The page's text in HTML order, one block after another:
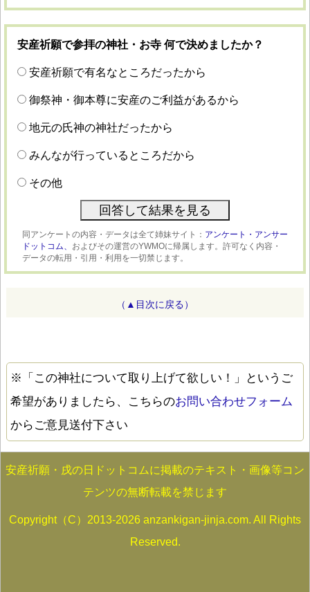
安産祈願で参拝の神社・お寺 何で決めましたか？
安産祈願で有名なところだったから
御祭神・御本尊に安産のご利益があるから
地元の氏神の神社だったから
みんなが行っているところだから
その他
同アンケートの内容・データは全て姉妹サイト： アンケート・アンサー
ドットコム、 およびその運営のYWMOに帰属します。許可なく内容・
データの転用・引用・利用を一切禁じます。
（▲目次に戻る）
※「この神社について取り上げて欲しい！」というご
希望がありましたら、こちらのお問い合わせフォーム
からご意見送付下さい
安産祈願・戌の日ドットコムに掲載のテキスト・画像等コン
テンツの無断転載を禁じます
Copyright（C）2013-2026 anzankigan-jinja.com. All Rights
Reserved.